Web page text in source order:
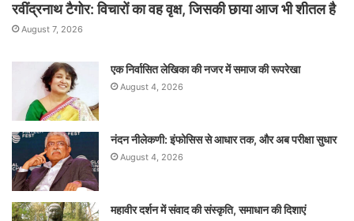
रवींद्रनाथ टैगोर: विचारों का वह वृक्ष, जिसकी छाया आज भी शीतल है
August 7, 2026
एक निर्वासित लेखिका की नजर में समाज की रूपरेखा
August 4, 2026
नंदन नीलेकणी: इंफोसिस से आधार तक, और अब परीक्षा सुधार
August 4, 2026
महावीर दर्शन में संवाद की संस्कृति, समाधान की दिशाएं